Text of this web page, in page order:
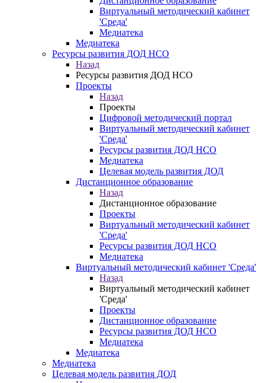
Виртуальный методический кабинет
'Среда'
Медиатека
Медиатека
Ресурсы развития ДОД НСО
Назад
Ресурсы развития ДОД НСО
Проекты
Назад
Проекты
Цифровой методический портал
Виртуальный методический кабинет
'Среда'
Ресурсы развития ДОД НСО
Медиатека
Целевая модель развития ДОД
Дистанционное образование
Назад
Дистанционное образование
Проекты
Виртуальный методический кабинет
'Среда'
Ресурсы развития ДОД НСО
Медиатека
Виртуальный методический кабинет 'Среда'
Назад
Виртуальный методический кабинет
'Среда'
Проекты
Дистанционное образование
Ресурсы развития ДОД НСО
Медиатека
Медиатека
Медиатека
Целевая модель развития ДОД